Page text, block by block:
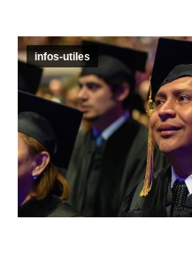
infos-utiles